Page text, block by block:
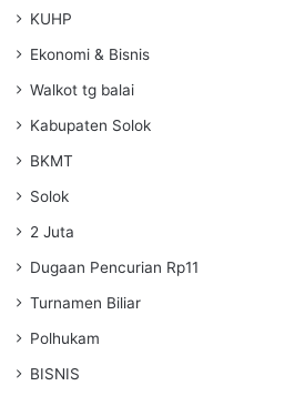
KUHP
Ekonomi & Bisnis
Walkot tg balai
Kabupaten Solok
BKMT
Solok
2 Juta
Dugaan Pencurian Rp11
Turnamen Biliar
Polhukam
BISNIS